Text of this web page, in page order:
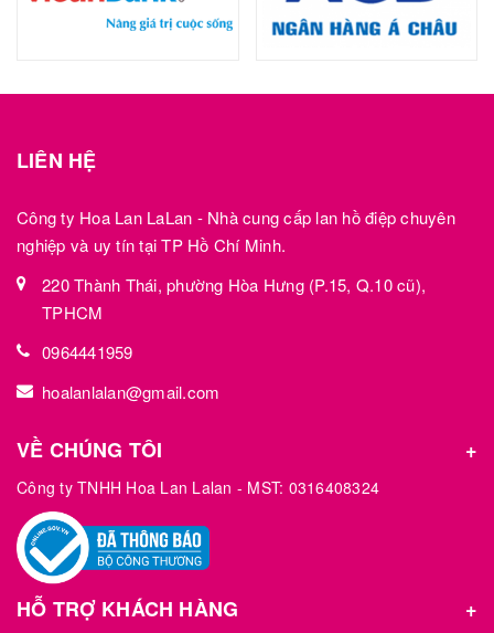
LIÊN HỆ
Công ty Hoa Lan LaLan - Nhà cung cấp lan hồ điệp chuyên
nghiệp và uy tín tại TP Hồ Chí Minh.
220 Thành Thái, phường Hòa Hưng (P.15, Q.10 cũ),
TPHCM
0964441959
hoalanlalan@gmail.com
VỀ CHÚNG TÔI
Công ty TNHH Hoa Lan Lalan - MST: 0316408324
HỖ TRỢ KHÁCH HÀNG